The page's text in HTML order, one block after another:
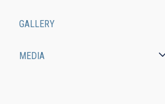
navigation
GALLERY
MEDIA